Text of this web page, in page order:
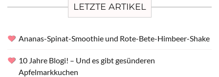
LETZTE ARTIKEL
Ananas-Spinat-Smoothie und Rote-Bete-Himbeer-Shake
10 Jahre Blogi! – Und es gibt gesünderen
Apfelmarkkuchen